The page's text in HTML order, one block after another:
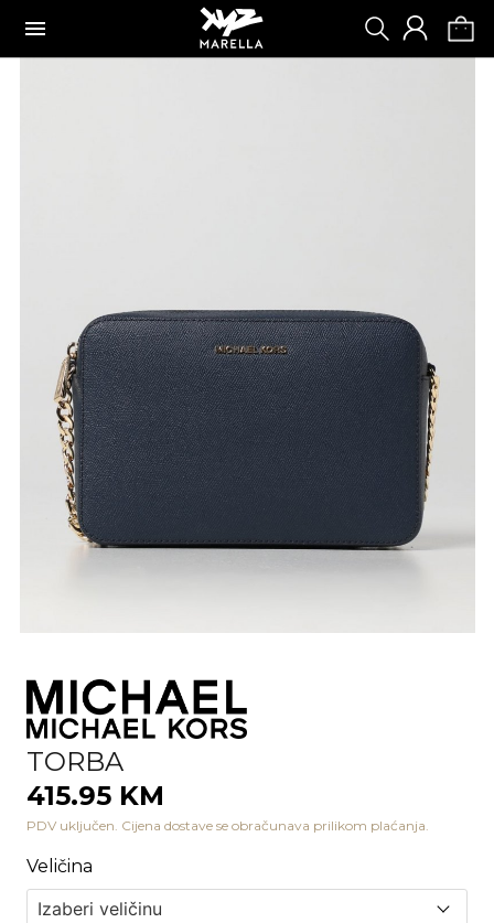
TORBA
415.95 KM
PDV uključen. Cijena dostave se obračunava prilikom plaćanja.
Veličina